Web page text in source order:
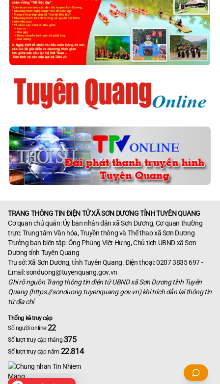
TRANG THÔNG TIN ĐIỆN TỬ XÃ SƠN DƯƠNG TỈNH TUYÊN QUANG
Cơ quan chủ quản: Ủy ban nhân dân xã Sơn Dương, Cơ quan thường
trực: Trung tâm Văn hóa, Truyền thông và Thể thao xã Sơn Dương
Trưởng ban biên tập: Ông Phùng Việt Hưng, Chủ tịch UBND xã Sơn
Dương tỉnh Tuyên Quang
Trụ sở: Xã Sơn Dương, tỉnh Tuyên Quang. Điện thoại: 0207 3835 697 -
Email: sonduong@tuyenquang.gov.vn
Ghi rõ nguồn Trang thông tin điện tử UBND xã Sơn Dương tỉnh Tuyên
Quang (https://sonduong.tuyenquang.gov.vn) khi trích dẫn lại thông tin
từ địa chỉ
Thống kê truy cập
Số người online:22
Số lượt truy cập tháng:375
Số lượt truy cập năm:22.814